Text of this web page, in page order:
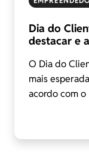
Dia do
destacar e
O Dia do
mais
acordo com